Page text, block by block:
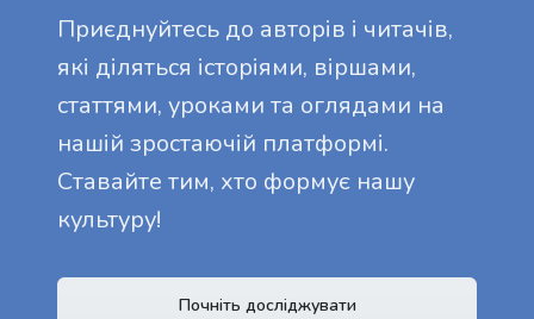
Приєднуйтесь до авторів і читачів,
які діляться історіями, віршами,
статтями, уроками та оглядами на
нашій зростаючій платформі.
Ставайте тим, хто формує нашу
культуру!
Почніть досліджувати